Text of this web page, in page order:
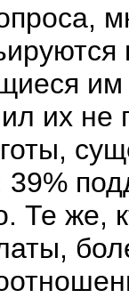
их не
Те же,